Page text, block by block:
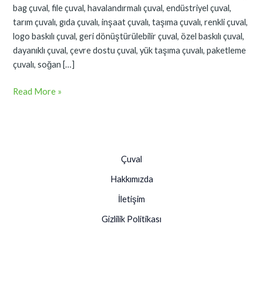
bag çuval, file çuval, havalandırmalı çuval, endüstriyel çuval,
tarım çuvalı, gıda çuvalı, inşaat çuvalı, taşıma çuvalı, renkli çuval,
logo baskılı çuval, geri dönüştürülebilir çuval, özel baskılı çuval,
dayanıklı çuval, çevre dostu çuval, yük taşıma çuvalı, paketleme
çuvalı, soğan […]
Read More »
Çuval
Hakkımızda
İletişim
Gizlilik Politikası